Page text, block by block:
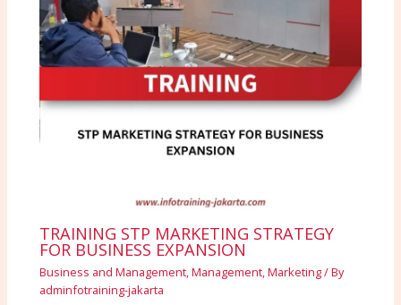
TRAINING STP MARKETING STRATEGY
FOR BUSINESS EXPANSION
Business and Management,Management,Marketing/ By
adminfotraining-jakarta